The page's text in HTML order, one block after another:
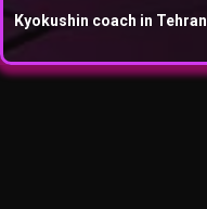
Kyokushin coach in Tehran